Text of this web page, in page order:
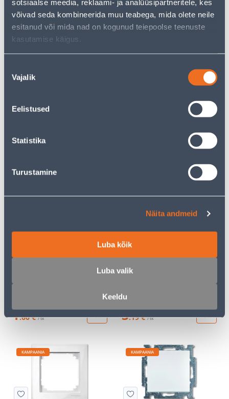
sotsiaalse meedia, reklaami- ja analüüsipartneritele, kes
võivad seda kombineerida muu teabega, mida olete neile
esitanud või mida nad on kogunud teiepoolse teenuste
kasutamise käigus.
valik
Vajalik
Eelistused
Statistika
Turustamine
Näita andmeid
Luba kõik
Luba valik
Keeldu
/ tk / tk
KAMPAANIA
S.1 KREEM
5.59 € / tk
SYSTEM M MERTEN
MAANDUSEGA RAAMITA
ÜHENE KLAHV SYSTEM M
KÕRGLÄIGE
1.60 € / tk
PISTIKUPESA 2-NE VERA
VALGE PINDP
3.19 € / tk
KAMPAANIA KAMPAANIA